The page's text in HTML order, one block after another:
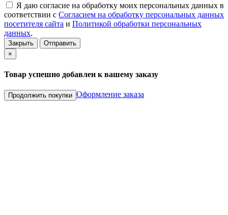
Я даю согласие на обработку моих персональных данных в
соответствии с Согласием на обработку персональных данных
посетителя сайта и Политикой обработки персональных
данных.
Закрыть
Отправить
×
Товар успешно добавлен к вашему заказу
Продолжить покупки Оформление заказа